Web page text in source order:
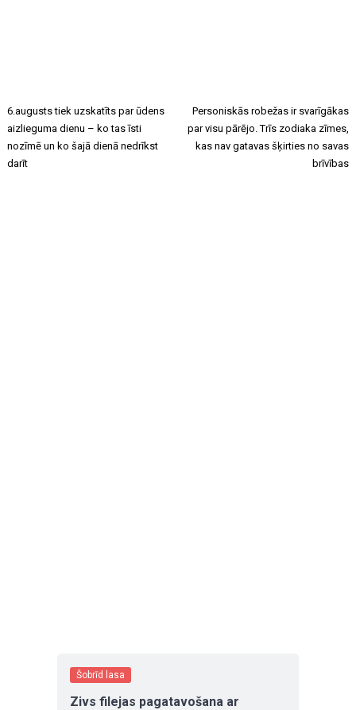
6.augusts tiek uzskatīts par ūdens
aizlieguma dienu – ko tas īsti
nozīmē un ko šajā dienā nedrīkst
darīt
Personiskās robežas ir svarīgākas
par visu pārējo. Trīs zodiaka zīmes,
kas nav gatavas šķirties no savas
brīvības
Šobrīd lasa
Zivs filejas pagatavošana ar